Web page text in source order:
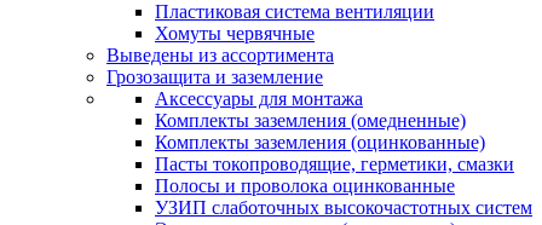
Пластиковая система вентиляции
Хомуты червячные
Выведены из ассортимента
Грозозащита и заземление
Аксессуары для монтажа
Комплекты заземления (омедненные)
Комплекты заземления (оцинкованные)
Пасты токопроводящие, герметики, смазки
Полосы и проволока оцинкованные
УЗИП слаботочных высокочастотных систем